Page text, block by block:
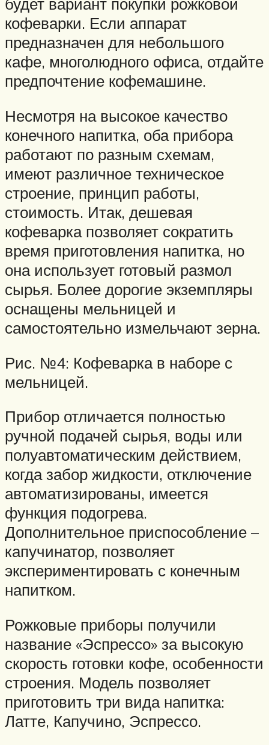
будет вариант покупки рожковой
кофеварки. Если аппарат
предназначен для небольшого
кафе, многолюдного офиса, отдайте
предпочтение кофемашине.
Несмотря на высокое качество
конечного напитка, оба прибора
работают по разным схемам,
имеют различное техническое
строение, принцип работы,
стоимость. Итак, дешевая
кофеварка позволяет сократить
время приготовления напитка, но
она использует готовый размол
сырья. Более дорогие экземпляры
оснащены мельницей и
самостоятельно измельчают зерна.
Рис. №4: Кофеварка в наборе с
мельницей.
Прибор отличается полностью
ручной подачей сырья, воды или
полуавтоматическим действием,
когда забор жидкости, отключение
автоматизированы, имеется
функция подогрева.
Дополнительное приспособление –
капучинатор, позволяет
экспериментировать с конечным
напитком.
Рожковые приборы получили
название «Эспрессо» за высокую
скорость готовки кофе, особенности
строения. Модель позволяет
приготовить три вида напитка:
Латте, Капучино, Эспрессо.